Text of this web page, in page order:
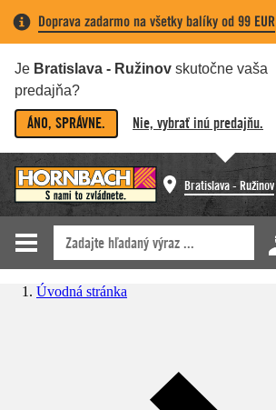
Doprava zadarmo na všetky balíky od 99 EUR
Je Bratislava - Ružinov skutočne vaša
predajňa?
ÁNO, SPRÁVNE. Nie, vybrať inú predajňu.
Bratislava - Ružinov
Úvodná stránka